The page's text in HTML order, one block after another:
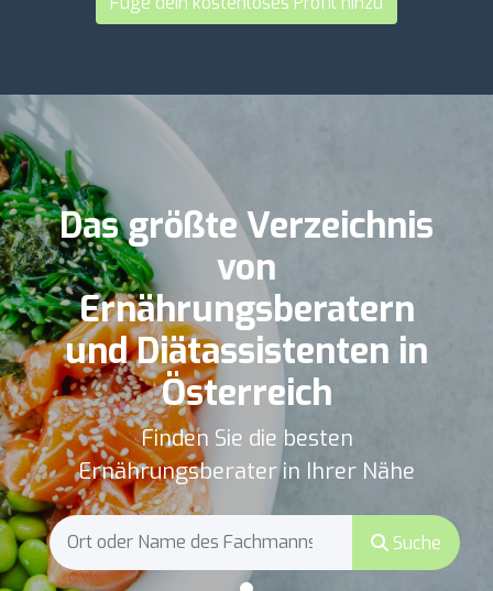
Das größte Verzeichnis
von
Ernährungsberatern
und Diätassistenten in
Österreich
Finden Sie die besten
Ernährungsberater in Ihrer Nähe
Suche